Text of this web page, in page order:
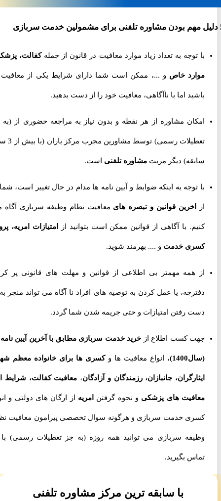
با توجه به تعداد زیاد موارد معافیت در قانون از جملهکفالت، پزشکی،
موارد خاصو ...، ممکن است شما دارای شرایط یکی از معافیت ها
باشید اما با ناآگاهی، معافیت خود را از دست بدهید.
امکان مشاوره از هر نقطه و بدون نیاز به مراجعه حضوری از (به جز
تعطیلات رسمی) توسط مشاورین مجرب مرکز باران (با بیش از 3 سال
سابقه) دیگر مزیت مشاوره تلفنیاست.
با توجه به اینکه ضوابط و آیین نامه ها مدام در حال تغییر است، شما را
اخرین قوانین و تبصره هایمعافیت نظام وظیفه سربازی آگاه می
کنیم. با آگاهی از قوانین ممکن است بتوانید ازامتیازات امریه، پروژه
کسری خدمتو .... بهرمند شوید.
از همه مهمتر بی اطلاعی از قوانین و مهلت های قانونی پر کردن
دفترچه، یا عمل کردن به توصیه های افراد نا آگاه می تواند منجر به از
دست رفتن امتیازات و حتی جریمه شدن شما گردد.
جهت کسب اطلاع ازخرید خدمت سربازی مطابق با آخرین آیین نامه ها
(سال1400) ، انواع معافیت ها و کسری ها برای خانواده معظم شهدا،
ایثارگران، جانبازان، رزمندگان و آزادگان،معافیت کفالت، شرایط اخذ
معافیت های پزشکیو نحوه گرفتن امریهاز ارگان های دولتی و انواع
کسری خدمت سربازی و هرگونه سوال تخصصی پیرامون معافیت نظام
وظیفه سربازی می توانید همه روزه (به جز تعطیلات رسمی) با ما
تماس بگیرید.
با سابقه ترین مرکز مشاوره تلفنی